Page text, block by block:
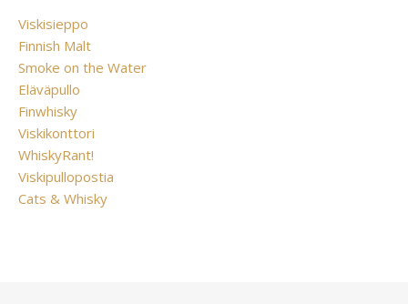
Viskisieppo
Finnish Malt
Smoke on the Water
Eläväpullo
Finwhisky
Viskikonttori
WhiskyRant!
Viskipullopostia
Cats & Whisky